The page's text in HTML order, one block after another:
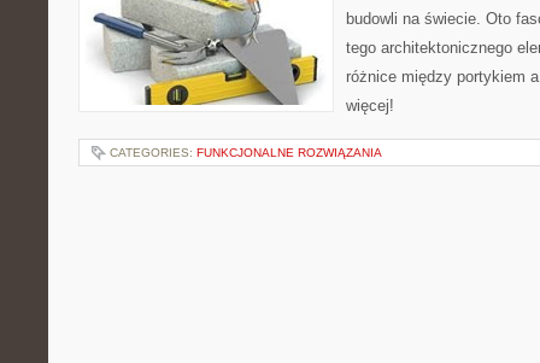
budowli na świecie. Oto
tego architektonicznego
różnice między portykiem
więcej!
CATEGORIES: FUNKCJONALNE ROZWIĄZANIA